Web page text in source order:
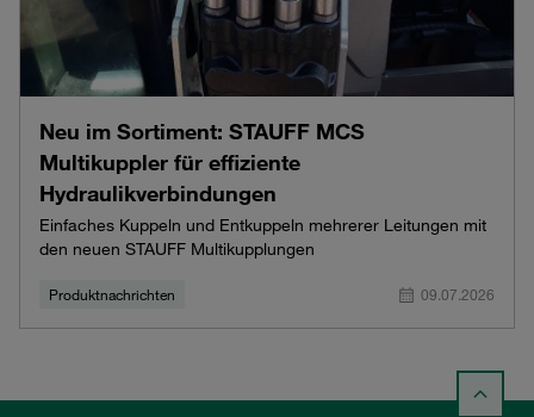
Neu im Sortiment: STAUFF MCS
Multikuppler für effiziente
Hydraulikverbindungen
Einfaches Kuppeln und Entkuppeln mehrerer Leitungen mit
den neuen STAUFF Multikupplungen
Produktnachrichten 09.07.2026